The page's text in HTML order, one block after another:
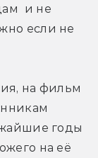
и не
если не
на фильм
годы
на её